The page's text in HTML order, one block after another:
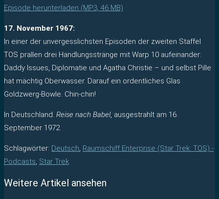
Episode herunterladen (MP3, 46 MB)
17. November 1967:
In einer der unvergesslichsten Episoden der zweiten Staffel
TOS prallen drei Handlungsstränge mit Warp 10 aufeinander:
Daddy Issues, Diplomatie und Agatha Christie – und selbst Pille
hat mächtig Oberwasser. Darauf ein ordentliches Glas
Goldzwerg-Bowle. Chin-chin!
In Deutschland: Reise nach Babel, ausgestrahlt am 16.
September 1972.
Schlagwörter: Deutsch, Raumschiff Enterprise (Star Trek: TOS) -
Podcasts, Star Trek
Weitere Artikel ansehen